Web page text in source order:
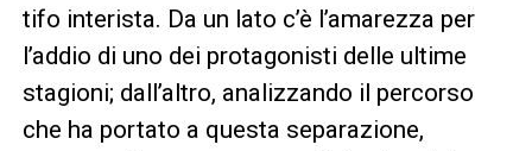
tifo interista. Da un lato c’è l’amarezza per
l’addio di uno dei protagonisti delle ultime
stagioni; dall’altro, analizzando il percorso
che ha portato a questa separazione,